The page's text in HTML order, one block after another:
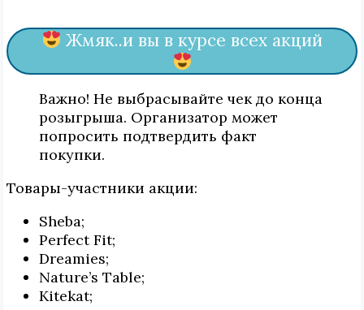
Жмяк..и вы в курсе всех акций
Важно! Не выбрасывайте чек до конца
розыгрыша. Организатор может
попросить подтвердить факт
покупки.
Товары-участники акции:
Sheba;
Perfect Fit;
Dreamies;
Nature’s Table;
Kitekat;